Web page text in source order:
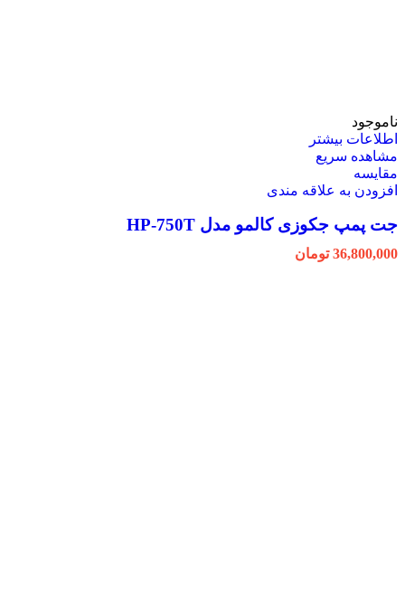
ناموجود
اطلاعات بیشتر
مشاهده سریع
مقایسه
افزودن به علاقه مندی
جت پمپ جکوزی کالمو مدل HP-750T
36,800,000 تومان